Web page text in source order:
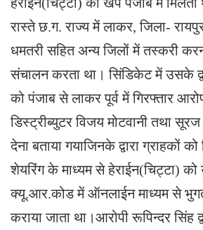
रास्ते छ.ग. राज्य में लाकर, जिला-
धमतरी सहित अन्य जिलों में तस्करी
संचालन करता था। सिंडिकेट में उसके
को पंजाब से लाकर पूर्व में गिरफ्तार
डिस्ट्रीब्युटर विजय मोटवानी तथा
देना बताया गयाजिनके द्वारा ग्राहकों
शेयरिंग के माध्यम से हेराईन(चिट्टा)
क्यू.आर.कोड में ऑनलाईन माध्यम से
कराया जाता था।आरोपी रूपिन्दर सिंह